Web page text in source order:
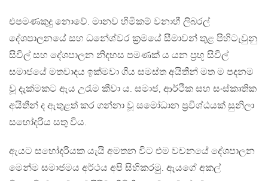
එපමණකුදු නොවේ. මානව හිමිකම් වනාහී ලිබරල්
දේශපාලනයේ සහ ධනේශ්වර ක්‍රමයේ සීමාවන් තුළ පිහිටැවුනු
සිවිල් සහ දේශපාලන නිදහස පමණක් ය යන ප්‍රභූ සිවිල්
සමාජයේ මතවාදය ඉක්මවා ගිය සමස්ත අයිතීන් මත ම පදනම
වූ දැක්මකට ඇය උරැම කීවා ය. සමාජ, ආර්ථික සහ සංස්කෘතික
අයිතීන් ද ඇතුළත් කර ගන්නා වූ සමෝධාන ප්‍රවිශ්ඨයක් සුනිලා
සහෝදරිය සතු විය.
ඇයට සහෝදරියක යැයි අමතන විට එම වචනයේ දේශපාලන
මෙන්ම සමාජමය අර්ථය අපි සිහිකරමු. ඇයගේ අකල්